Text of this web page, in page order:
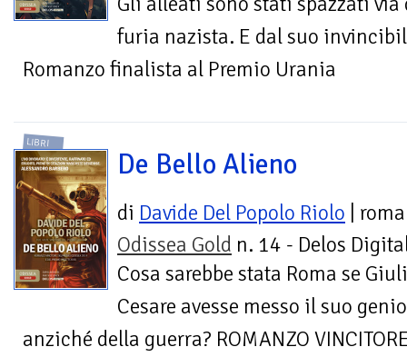
furia nazista. E dal suo
Romanzo finalista al Premio Urania
LIBRI
De Bello Alieno
di Davide Del Popolo Riolo |
Odissea Gold n. 14 - Delos
Cosa sarebbe stata Roma se
Cesare avesse messo il suo
anziché della guerra? ROMANZO